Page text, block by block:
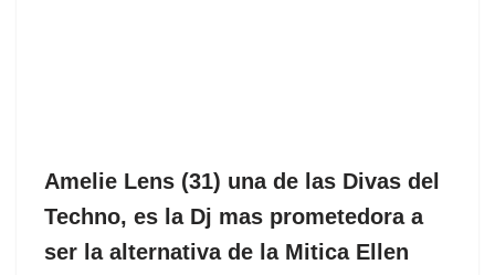
Amelie Lens (31) una de las Divas del
Techno, es la Dj mas prometedora a
ser la alternativa de la Mitica Ellen